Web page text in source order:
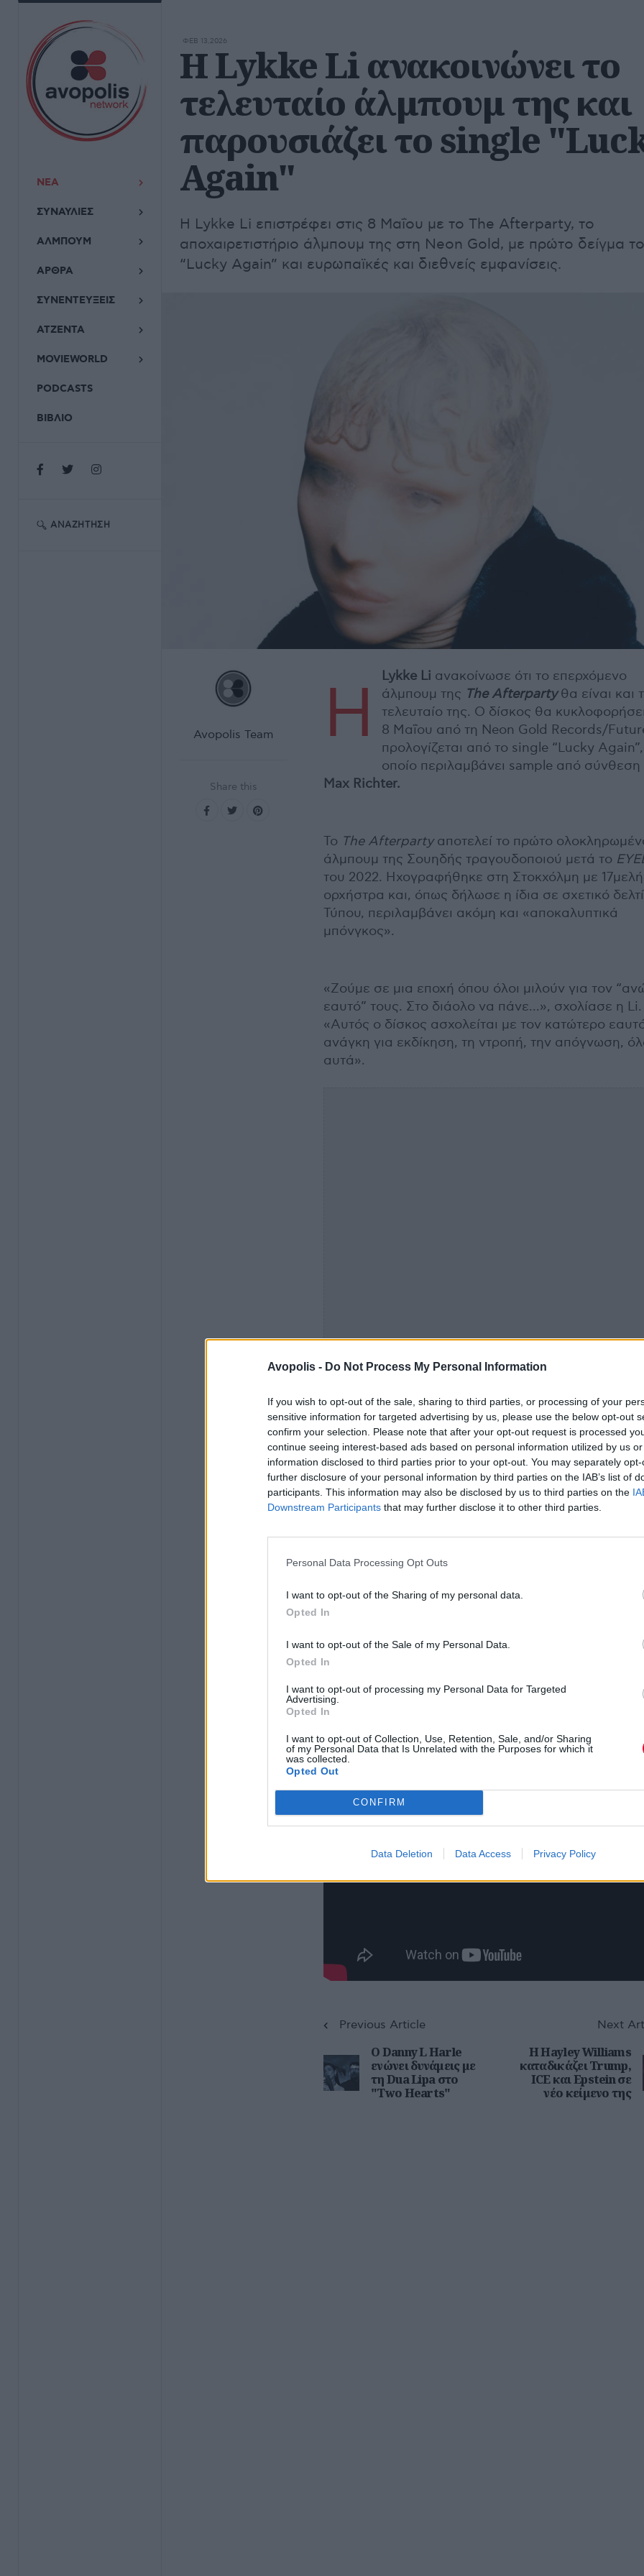
Avopolis - Do Not Process My Personal Information
If you wish to opt-out of the sale, sharing to third parties, or processing of your
sensitive information for targeted advertising by us, please use the below opt-out
confirm your selection. Please note that after your opt-out request is processed
continue seeing interest-based ads based on personal information utilized by us
information disclosed to third parties prior to your opt-out. You may separately
further disclosure of your personal information by third parties on the IAB’s list of
participants. This information may also be disclosed by us to third parties on the
Downstream Participants that may further disclose it to other third parties.
Personal Data Processing Opt Outs
I want to opt-out of the Sharing of my personal data.
Opted In
I want to opt-out of the Sale of my Personal Data.
Opted In
I want to opt-out of processing my Personal Data for Targeted
Advertising.
Opted In
I want to opt-out of Collection, Use, Retention, Sale, and/or Sharing
of my Personal Data that Is Unrelated with the Purposes for which it
was collected.
Opted Out
CONFIRM
Data Deletion Data Access Privacy Policy
ΝΕΑ
ΣΥΝΑΥΛΙΕΣ
ΑΛΜΠΟΥΜ
ΑΡΘΡΑ
ΣΥΝΕΝΤΕΥΞΕΙΣ
ΑΤΖΕΝΤΑ
MOVIEWORLD
PODCASTS
ΒΙΒΛΙΟ
ΑΝΑΖΉΤΗΣΗ
ΦΕΒ 13,2026
Η Lykke Li ανακοινώνει το
τελευταίο άλμπουμ της και
παρουσιάζει το single
Again"
Η Lykke Li επιστρέφει στις 8 Μαΐου με το The Afterparty, το
αποχαιρετιστήριο άλμπουμ της στη Neon Gold, με πρώτο δείγμα το
“Lucky Again” και ευρωπαϊκές και διεθνείς εμφανίσεις.
Avopolis Team
Share this
Η Lykke Li ανακοίνωσε ότι το επερχόμενο
άλμπουμ της The Afterparty θα είναι και
τελευταίο της. Ο δίσκος θα
8 Μαΐου από τη Neon Gold Records/
προλογίζεται από το single “Lucky
οποίο περιλαμβάνει sample από σύνθεση
Max Richter.
Το The Afterpartyαποτελεί το πρώτο
άλμπουμ της Σουηδής τραγουδοποιού μετά το
του 2022. Ηχογραφήθηκε στη Στοκχόλμη με 17μελή
ορχήστρα και, όπως δήλωσε η ίδια σε σχετικό
Τύπου, περιλαμβάνει ακόμη και «αποκαλυπτικά
μπόνγκος».
«Ζούμε σε μια εποχή όπου όλοι μιλούν για τον
εαυτό” τους. Στο διάολο να πάνε...», σχολίασε η Li.
«Αυτός ο δίσκος ασχολείται με τον κατώτερο
ανάγκη για εκδίκηση, τη ντροπή, την απόγνωση,
αυτά».
Με αφορμή την κυκλοφορία, η Lykke Li έχει
προγραμματίσει σειρά εμφανίσεων, ανάμεσά τους
συναυλία στο Λονδίνο μαζί με τους Wolf Alice και
Μεξικό με τη Robyn, ενώ θα εμφανιστεί και τα δύο
Σαββατοκύριακα του Coachella τον Απρίλιο.
Previous Article
Ο Danny L Harle
ενώνει δυνάμεις με
τη Dua Lipa στο
"Two Hearts"
Next
Η Hayley Williams
καταδικάζει Trump,
ICE και Epstein σε
νέο κείμενο της